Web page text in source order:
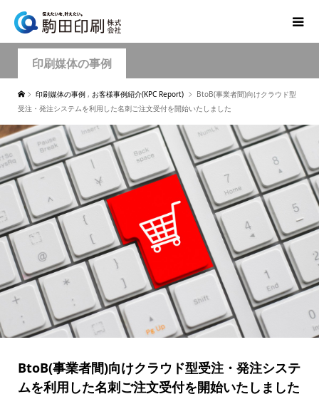
印刷媒体の事例
印刷媒体の事例 , お客様事例紹介(KPC Report)
BtoB(事業者間)向けクラウド型
受注・発注システムを利用した名刺ご注文受付を開始いたしました
BtoB(事業者間)向けクラウド型受注・発注システ
ムを利用した名刺ご注文受付を開始いたしました